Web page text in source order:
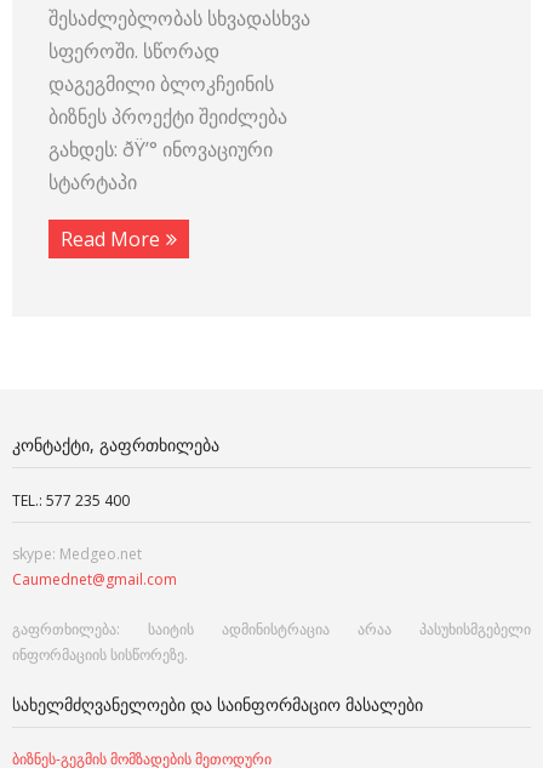
შესაძლებლობას სხვადასხვა
სფეროში. სწორად
დაგეგმილი ბლოკჩეინის
ბიზნეს პროექტი შეიძლება
გახდეს: ðŸ’° ინოვაციური
სტარტაპი
Read More
ᲙᲝᲜᲢᲐᲥᲢᲘ, ᲒᲐᲤᲠᲗᲮᲘᲚᲔᲑᲐ
TEL.: 577 235 400
skype: Medgeo.net
Caumednet@gmail.com
გაფრთხილება: საიტის ადმინისტრაცია არაა პასუხისმგებელი
ინფორმაციის სისწორეზე.
ᲡᲐᲮᲔᲚᲛᲫᲦᲕᲐᲜᲔᲚᲝᲔᲑᲘ ᲓᲐ ᲡᲐᲘᲜᲤᲝᲠᲛᲐᲪᲘᲝ ᲛᲐᲡᲐᲚᲔᲑᲘ
ბიზნეს-გეგმის მომზადების მეთოდური